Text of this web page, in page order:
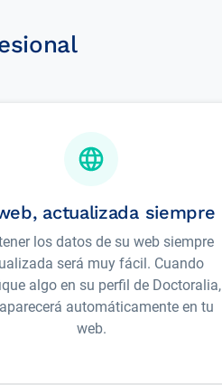
actualizada siempre
los datos de su web siempre
será muy fácil. Cuando
algo en su perfil de Doctoralia,
automáticamente en tu
web.